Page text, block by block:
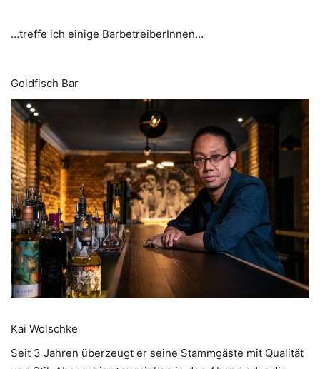
…treffe ich einige BarbetreiberInnen…
Goldfisch Bar
Kai Wolschke
Seit 3 Jahren überzeugt er seine Stammgäste mit Qualität